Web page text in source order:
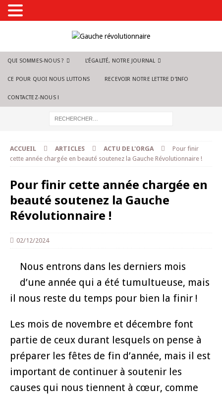
QUI SOMMES-NOUS ? L’ÉGALITÉ, NOTRE JOURNAL
CE POUR QUOI NOUS LUTTONS RECEVOIR NOTRE LETTRE D’INFO
CONTACTEZ-NOUS !
ACCUEIL ARTICLES ACTU DE L'ORGA
Pour finir
cette année chargée en beauté soutenez la Gauche Révolutionnaire !
Pour finir cette année chargée en
beauté soutenez la Gauche
Révolutionnaire !
02/12/2024
Nous entrons dans les derniers mois
d’une année qui a été tumultueuse, mais
il nous reste du temps pour bien la finir !
Les mois de novembre et décembre font
partie de ceux durant lesquels on pense à
préparer les fêtes de fin d’année, mais il est
important de continuer à soutenir les
causes qui nous tiennent à cœur, comme